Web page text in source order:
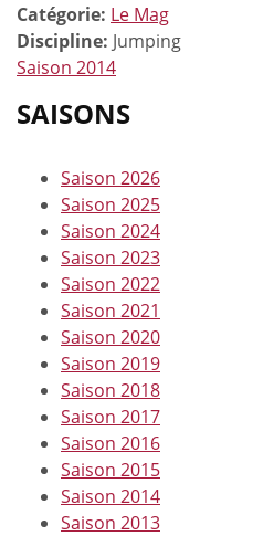
Catégorie: Le Mag
Discipline: Jumping
Saison 2014
SAISONS
Saison 2026
Saison 2025
Saison 2024
Saison 2023
Saison 2022
Saison 2021
Saison 2020
Saison 2019
Saison 2018
Saison 2017
Saison 2016
Saison 2015
Saison 2014
Saison 2013